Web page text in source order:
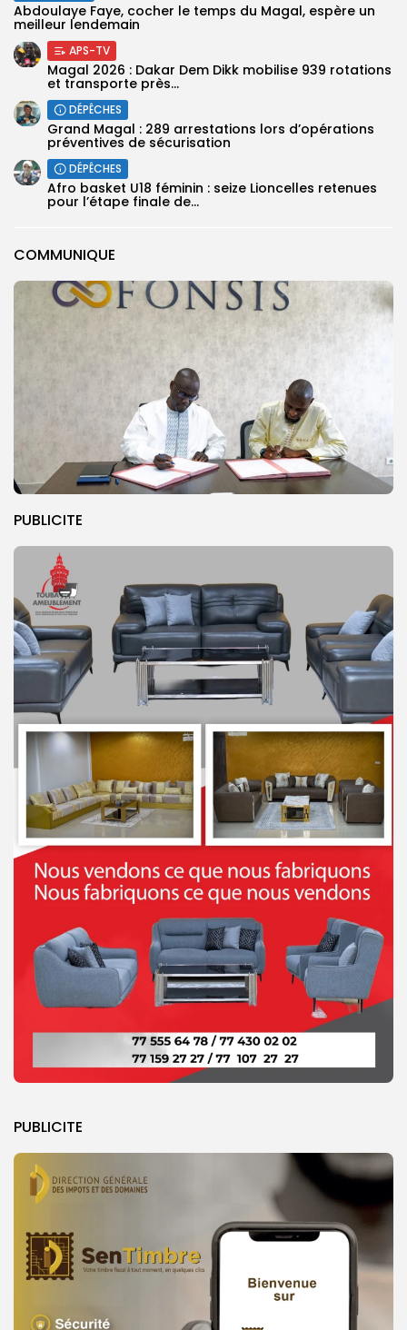
COMMUNIQUE
PUBLICITE
PUBLICITE
Abdoulaye Faye, cocher le temps du Magal, espère un
meilleur lendemain
APS-TV
Magal 2026 : Dakar Dem Dikk mobilise 939 rotations
et transporte près...
DÉPÊCHES
Grand Magal : 289 arrestations lors d’opérations
préventives de sécurisation
DÉPÊCHES
‎Afro basket U18 féminin : seize Lioncelles retenues
pour l’étape finale de...